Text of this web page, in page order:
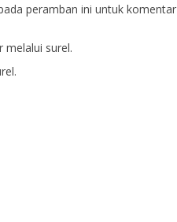
peramban ini untuk komentar
melalui surel.